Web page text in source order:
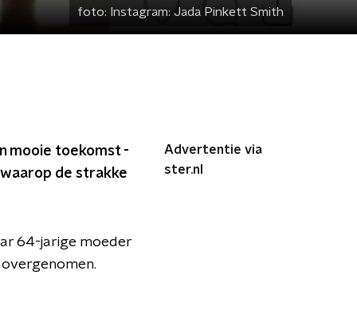
foto: Instagram: Jada Pinkett Smith
mooie toekomst -
de strakke
64-jarige moeder
Advertentie via
ster.nl